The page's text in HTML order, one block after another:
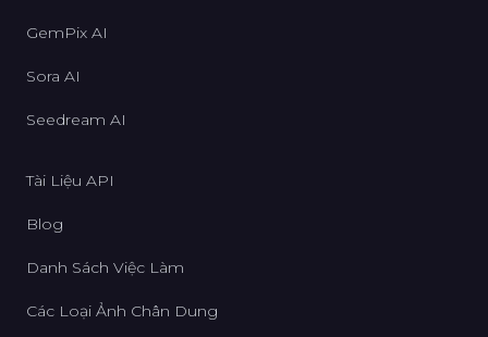
GemPix AI
Sora AI
Seedream AI
Tài Liệu API
Blog
Danh Sách Việc Làm
Các Loại Ảnh Chân Dung